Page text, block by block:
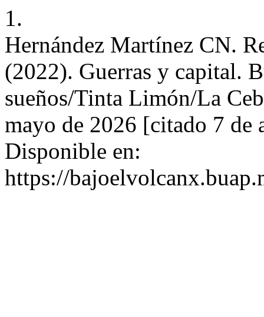
1.
Hernández Martínez CN.
(2022). Guerras y capital.
sueños/Tinta Limón/La
mayo de 2026 [citado 7
Disponible en:
https://